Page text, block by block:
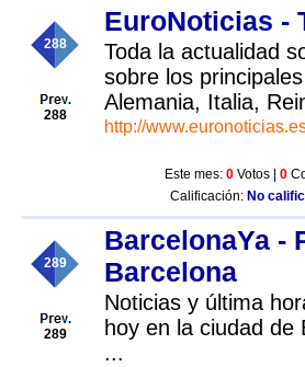
288
288
EuroNoticias -
Toda la actualidad
sobre los
Alemania, Italia,
http://
Este mes: 0 Votos | 0
Calificación: No
289
289
BarcelonaYa -
Barcelona
Noticias y última
hoy en la ciudad
...